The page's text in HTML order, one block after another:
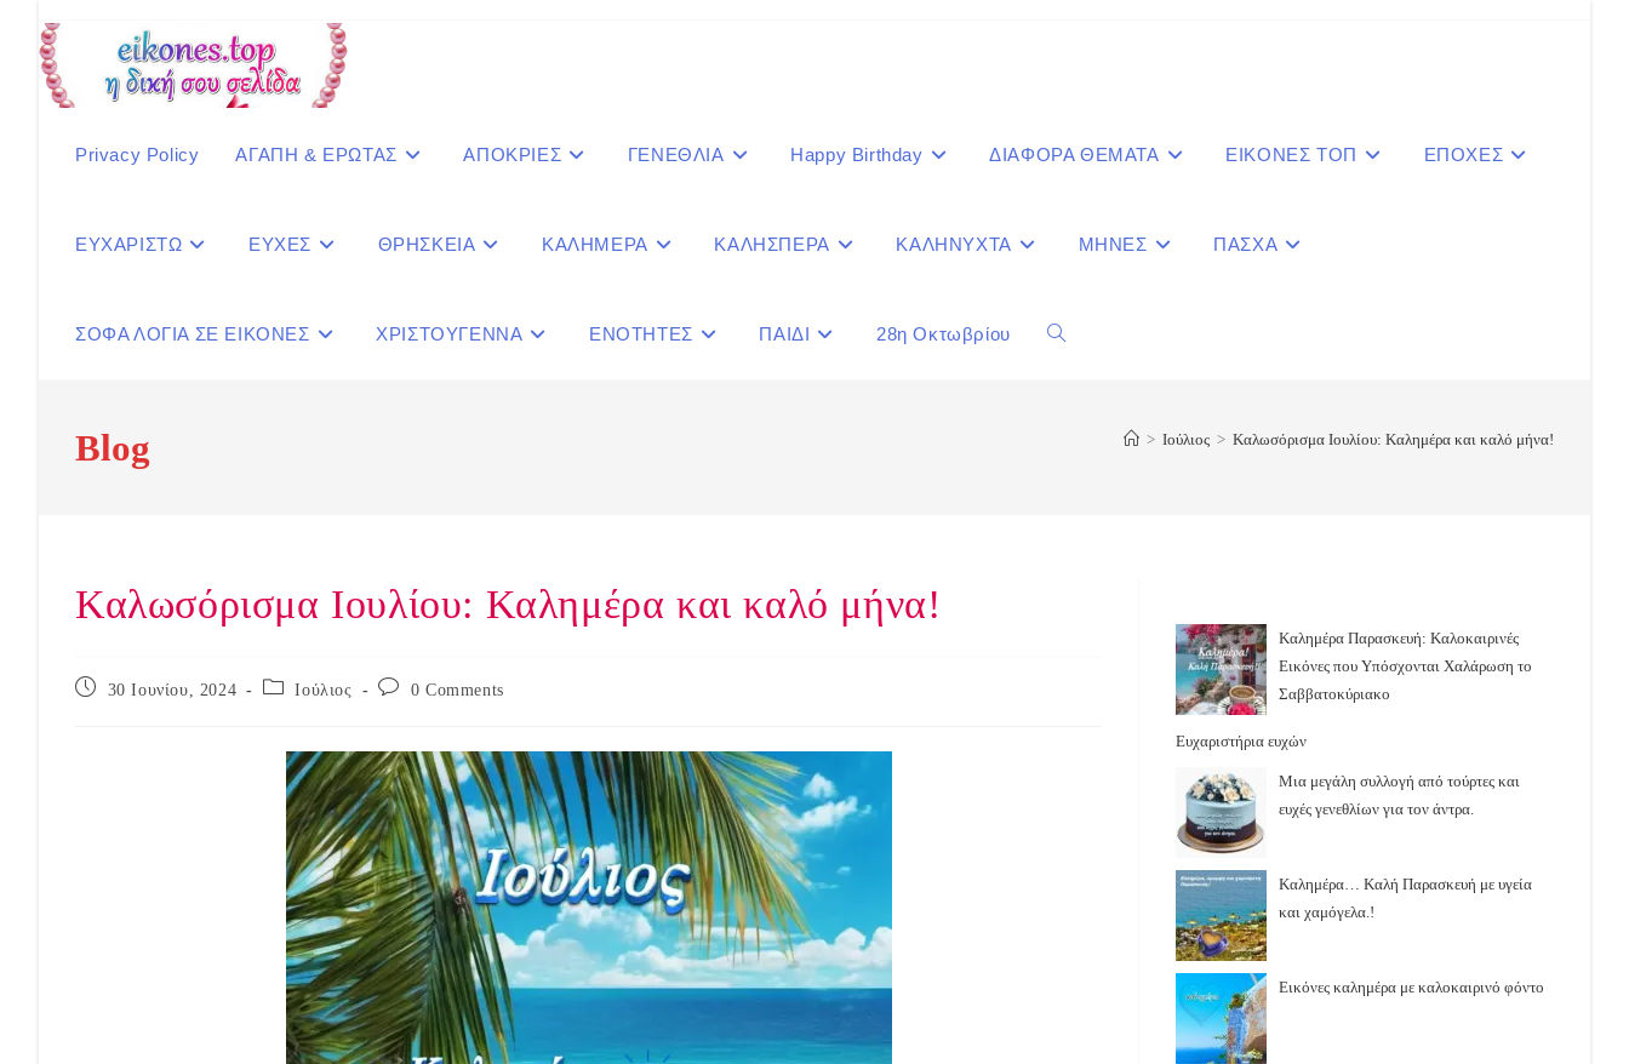
content
Privacy Policy ΑΓΑΠΗ & ΕΡΩΤΑΣ ΑΠΟΚΡΙΕΣ ΓΕΝΕΘΛΙΑ Happy Birthday ΔΙΑΦΟΡΑ ΘΕΜΑΤΑ ΕΙΚΟΝΕΣ ΤΟΠ ΕΠΟΧΕΣ
ΕΥΧΑΡΙΣΤΩ ΕΥΧΕΣ ΘΡΗΣΚΕΙΑ ΚΑΛΗΜΕΡΑ ΚΑΛΗΣΠΕΡΑ ΚΑΛΗΝΥΧΤΑ ΜΗΝΕΣ ΠΑΣΧΑ
ΣΟΦΑ ΛΟΓΙΑ ΣΕ ΕΙΚΟΝΕΣ ΧΡΙΣΤΟΥΓΕΝΝΑ ΕΝΟΤΗΤΕΣ ΠΑΙΔΙ 28η Οκτωβρίου Toggle
Blog > Ιούλιος > Καλωσόρισμα Ιουλίου: Καλημέρα και καλό μήνα!
Καλωσόρισμα Ιουλίου: Καλημέρα και καλό μήνα!
Post
30 Ιουνίου, 2024
Post Ιούλιος
Post 0 Comments
Καλημέρα Παρασκευή: Καλοκαιρινές
Εικόνες που Υπόσχονται Χαλάρωση το
Σαββατοκύριακο
Ευχαριστήρια ευχών
Μια μεγάλη συλλογή από τούρτες και
ευχές γενεθλίων για τον άντρα.
Καλημέρα… Καλή Παρασκευή με υγεία
και χαμόγελα.!
Εικόνες καλημέρα με καλοκαιρινό φόντο